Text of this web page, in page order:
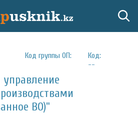
Код группы ОП:
Код:
--
ВО)"